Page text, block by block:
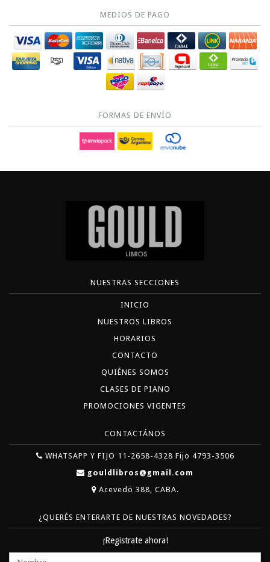
MEDIOS DE PAGO
FORMAS DE ENVÍO
NUESTRAS SECCIONES
INICIO
NUESTROS LIBROS
HORARIOS
CONTACTO
QUIÉNES SOMOS
CLASES DE PIANO
PROMOCIONES VIGENTES
CONTACTÁNOS
WHATSAPP Y FIJO 11-2658-4328 Fijo 4793-3506
gouldlibros@gmail.com
Acevedo 388, CABA.
¿QUERÉS ENTERARTE DE NUESTRAS NOVEDADES?
¡Registrate ahora!